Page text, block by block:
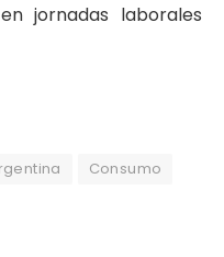
jornadas laborales
Consumo